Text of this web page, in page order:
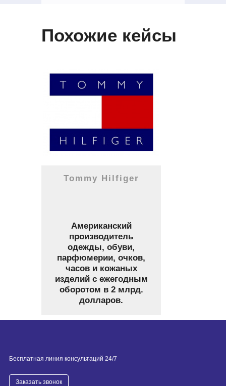
Похожие кейсы
Tommy Hilfiger
Американский
производитель
одежды, обуви,
парфюмерии, очков,
часов и кожаных
изделий с ежегодным
оборотом в 2 млрд.
долларов.
Бесплатная линия консультаций 24/7
Заказать звонок